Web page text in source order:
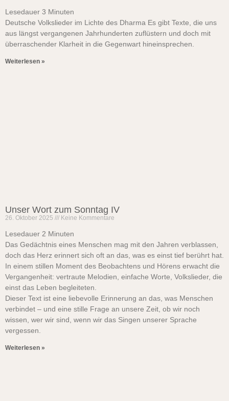
Lesedauer 3 Minuten
Deutsche Volkslieder im Lichte des Dharma Es gibt Texte, die uns
aus längst vergangenen Jahrhunderten zuflüstern und doch mit
überraschender Klarheit in die Gegenwart hineinsprechen.
Weiterlesen »
Unser Wort zum Sonntag IV
26. Oktober 2025 Keine Kommentare
Lesedauer 2 Minuten
Das Gedächtnis eines Menschen mag mit den Jahren verblassen,
doch das Herz erinnert sich oft an das, was es einst tief berührt hat.
In einem stillen Moment des Beobachtens und Hörens erwacht die
Vergangenheit: vertraute Melodien, einfache Worte, Volkslieder, die
einst das Leben begleiteten.
Dieser Text ist eine liebevolle Erinnerung an das, was Menschen
verbindet – und eine stille Frage an unsere Zeit, ob wir noch
wissen, wer wir sind, wenn wir das Singen unserer Sprache
vergessen.
Weiterlesen »